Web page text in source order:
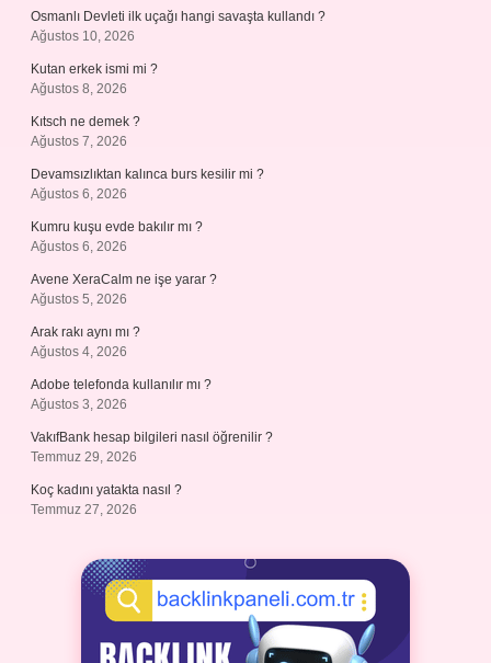
Osmanlı Devleti ilk uçağı hangi savaşta kullandı ?
Ağustos 10, 2026
Kutan erkek ismi mi ?
Ağustos 8, 2026
Kıtsch ne demek ?
Ağustos 7, 2026
Devamsızlıktan kalınca burs kesilir mi ?
Ağustos 6, 2026
Kumru kuşu evde bakılır mı ?
Ağustos 6, 2026
Avene XeraCalm ne işe yarar ?
Ağustos 5, 2026
Arak rakı aynı mı ?
Ağustos 4, 2026
Adobe telefonda kullanılır mı ?
Ağustos 3, 2026
VakıfBank hesap bilgileri nasıl öğrenilir ?
Temmuz 29, 2026
Koç kadını yatakta nasıl ?
Temmuz 27, 2026